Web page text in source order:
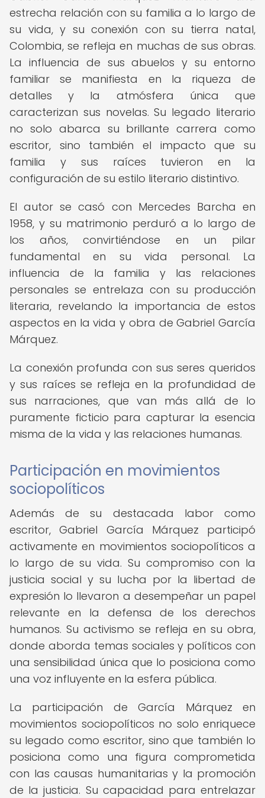
estrecha relación con su familia a lo largo de
su vida, y su conexión con su tierra natal,
Colombia, se refleja en muchas de sus obras.
La influencia de sus abuelos y su entorno
familiar se manifiesta en la riqueza de
detalles y la atmósfera única que
caracterizan sus novelas. Su legado literario
no solo abarca su brillante carrera como
escritor, sino también el impacto que su
familia y sus raíces tuvieron en la
configuración de su estilo literario distintivo.
El autor se casó con Mercedes Barcha en
1958, y su matrimonio perduró a lo largo de
los años, convirtiéndose en un pilar
fundamental en su vida personal. La
influencia de la familia y las relaciones
personales se entrelaza con su producción
literaria, revelando la importancia de estos
aspectos en la vida y obra de Gabriel García
Márquez.
La conexión profunda con sus seres queridos
y sus raíces se refleja en la profundidad de
sus narraciones, que van más allá de lo
puramente ficticio para capturar la esencia
misma de la vida y las relaciones humanas.
Participación en movimientos
sociopolíticos
Además de su destacada labor como
escritor, Gabriel García Márquez participó
activamente en movimientos sociopolíticos a
lo largo de su vida. Su compromiso con la
justicia social y su lucha por la libertad de
expresión lo llevaron a desempeñar un papel
relevante en la defensa de los derechos
humanos. Su activismo se refleja en su obra,
donde aborda temas sociales y políticos con
una sensibilidad única que lo posiciona como
una voz influyente en la esfera pública.
La participación de García Márquez en
movimientos sociopolíticos no solo enriquece
su legado como escritor, sino que también lo
posiciona como una figura comprometida
con las causas humanitarias y la promoción
de la justicia. Su capacidad para entrelazar